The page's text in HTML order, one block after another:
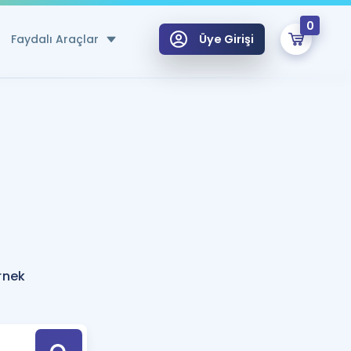
Faydalı Araçlar
Hesaplama Aracı
için Öneriler
Tek Takvimde
Üye Girişi
0